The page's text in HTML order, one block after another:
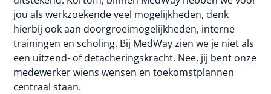
jou als werkzoekende veel mogelijkheden, denk
hierbij ook aan doorgroeimogelijkheden, interne
trainingen en scholing. Bij MedWay zien we je niet als
een uitzend- of detacheringskracht. Nee, jij bent onze
medewerker wiens wensen en toekomstplannen
centraal staan.